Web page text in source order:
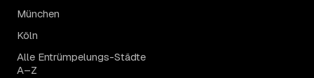
München
Köln
Alle Entrümpelungs-Städte
A–Z